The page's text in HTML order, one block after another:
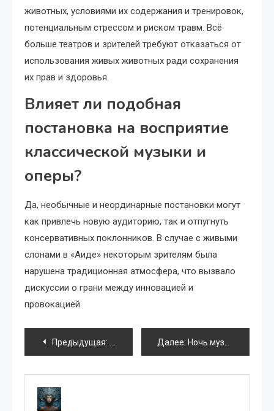
животных, условиями их содержания и тренировок,
потенциальным стрессом и риском травм. Всё
больше театров и зрителей требуют отказаться от
использования живых животных ради сохранения
их прав и здоровья.
Влияет ли подобная
постановка на восприятие
классической музыки и
оперы?
Да, необычные и неординарные постановки могут
как привлечь новую аудиторию, так и отпугнуть
консервативных поклонников. В случае с живыми
слонами в «Аиде» некоторым зрителям была
нарушена традиционная атмосфера, что вызвало
дискуссии о грани между инновацией и
провокацией.
Навигация
по
записям
Предыдущая: Театр имени Маяковского
Далее: Ночь музыки в Москве – бесплатные концерты по всему городу